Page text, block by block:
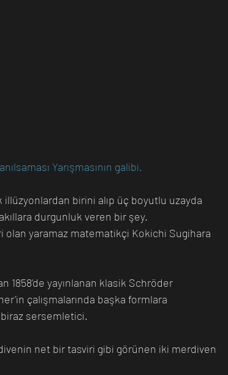
Yarışmasının galibi.
birini alıp üç boyutlu uzayda
durgunluk veren bir şey.
yaramaz matematikçi Kokichi Sugihara
1858'de yayınlanan klasik Schröder
çalışmalarında başka formlara
sersemletici.
net bir tasviri gibi görünen iki merdiven